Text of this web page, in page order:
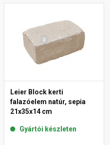
Leier Block kerti
falazóelem natúr, sepia
21x35x14 cm
Gyártói készleten